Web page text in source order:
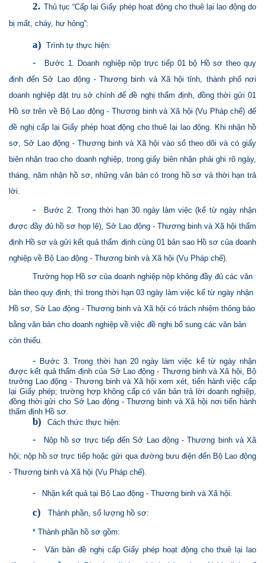
2. Thủ tục “Cấp lại Giấy phép hoạt động cho thuê lại lao động do
bị mất, cháy, hư hỏng”:
a) Trình tự thực hiện:
-
Bước 1. Doanh nghiệp nộp trực tiếp 01 bộ Hồ sơ theo quy
định đến Sở Lao động - Thương binh và Xã hội tỉnh, thành phố nơi
doanh nghiệp đặt trụ sở chính để đề nghị thẩm định, đồng thời gửi 01
Hồ sơ trên về Bộ Lao động - Thương binh và Xã hội (Vụ Pháp chế) để
đề nghị cấp lại Giấy phép hoạt động cho thuê lại lao động. Khi nhận hồ
sơ, Sở Lao động - Thương binh và Xã hội vào sổ theo dõi và có giấy
biên nhận trao cho doanh nghiệp, trong giấy biên nhận phải ghi rõ ngày,
tháng, năm nhận hồ sơ, những văn bản có trong hồ sơ và thời hạn trả
lời.
-
Bước 2. Trong thời hạn 30 ngày làm việc (kể từ ngày nhận
được đầy đủ hồ sơ họp lệ), Sở Lao động - Thương binh và Xã hội thẩm
định Hồ sơ và gửi kết quả thấm định cùng 01 bản sao Hồ sơ của doanh
nghiệp về Bộ Lao động - Thương binh và Xã hội (Vụ Pháp chế).
Trường họp Hồ sơ của doanh nghiệp nộp không đầy đủ các văn
bản theo quy định, thì trong thời hạn 03 ngày làm việc kể từ ngày nhận
Hồ sơ, Sở Lao động - Thương binh và Xã hội có trách nhiệm thông báo
bằng văn bản cho doanh nghiệp về việc đề nghị bổ sung các văn bản
còn thiếu.
- Bước 3. Trong thời hạn 20 ngày làm việc kể từ ngày nhận
được kết quả thẩm định của Sở Lao động - Thương binh và Xã hội, Bộ
trưởng Lao động - Thương binh và Xã hội xem xét, tiến hành việc cấp
lại Giấy phép; trường hợp không cấp có văn bản trả lời doanh nghiệp,
đồng thời gửi cho Sở Lao động - Thương binh và Xã hội nơi tiến hành
thẩm định Hồ sơ.
b) Cách thức thực hiện:
-
Nộp hồ sơ trực tiếp đến Sở Lao động - Thương binh và Xã
hội; nộp hồ sơ trực tiếp hoặc gửi qua đường bưu điện đến Bộ Lao động
- Thương binh và Xã hội (Vụ Pháp chế).
- Nhận kết quả tại Bộ Lao động - Thương binh và Xã hội.
c) Thành phần, số lượng hồ sơ:
* Thành phần hồ sơ gồm:
-
Văn bản đề nghị cấp Giấy phép hoạt động cho thuê lại lao